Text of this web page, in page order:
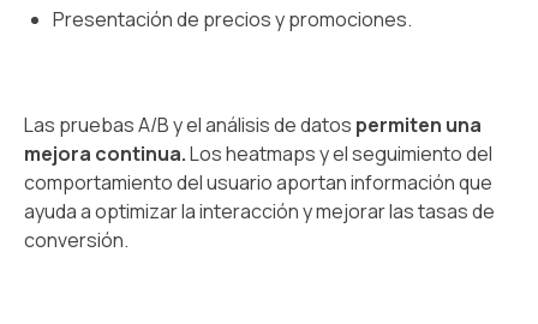
Presentación de precios y promociones.
Las pruebas A/B y el análisis de datos permiten una
mejora continua.Los heatmaps y el seguimiento del
comportamiento del usuario aportan información que
ayuda a optimizar la interacción y mejorar las tasas de
conversión.